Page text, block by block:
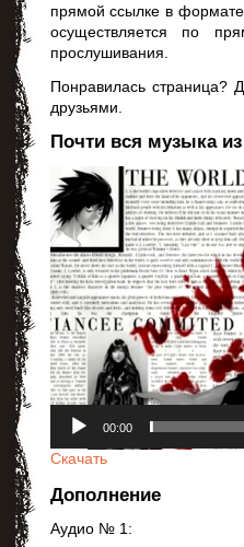
прямой ссылке в
осуществляется по
прослушивания.
Понравилась страница?
друзьями.
Почти вся музыка
Видеоплеер
00:00
Скачать
Дополнение
Аудио № 1: